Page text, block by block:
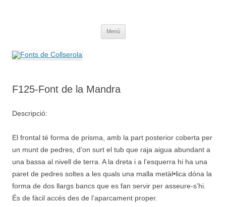
Menú
F125-Font de la Mandra
Descripció:
El frontal té forma de prisma, amb la part posterior coberta per
un munt de pedres, d’on surt el tub que raja aigua abundant a
una bassa al nivell de terra. A la dreta i a l’esquerra hi ha una
paret de pedres soltes a les quals una malla metàl•lica dóna la
forma de dos llargs bancs que es fan servir per asseure-s’hi.
És de fàcil accés des de l’aparcament proper.